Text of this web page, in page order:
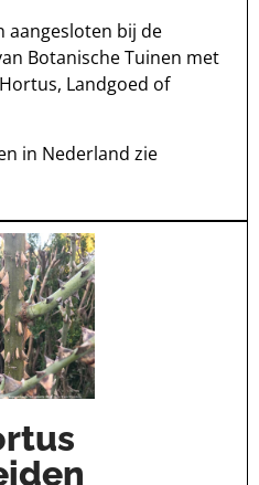
aangesloten bij de
Botanische Tuinen met
Landgoed of
in Nederland zie